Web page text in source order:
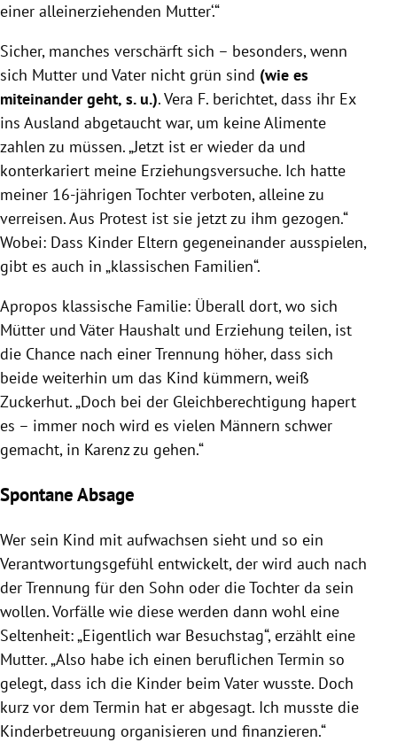
einer alleinerziehenden Mutter‘.“
Sicher, manches verschärft sich – besonders, wenn
sich Mutter und Vater nicht grün sind (wie es
miteinander geht, s. u.).Vera F. berichtet, dass ihr Ex
ins Ausland abgetaucht war, um keine Alimente
zahlen zu müssen. „Jetzt ist er wieder da und
konterkariert meine Erziehungsversuche. Ich hatte
meiner 16-jährigen Tochter verboten, alleine zu
verreisen. Aus Protest ist sie jetzt zu ihm gezogen.“
Wobei: Dass Kinder Eltern gegeneinander ausspielen,
gibt es auch in „klassischen Familien“.
Apropos klassische Familie: Überall dort, wo sich
Mütter und Väter Haushalt und Erziehung teilen, ist
die Chance nach einer Trennung höher, dass sich
beide weiterhin um das Kind kümmern, weiß
Zuckerhut. „Doch bei der Gleichberechtigung hapert
es – immer noch wird es vielen Männern schwer
gemacht, in Karenz zu gehen.“
Spontane Absage
Wer sein Kind mit aufwachsen sieht und so ein
Verantwortungsgefühl entwickelt, der wird auch nach
der Trennung für den Sohn oder die Tochter da sein
wollen. Vorfälle wie diese werden dann wohl eine
Seltenheit: „Eigentlich war Besuchstag“, erzählt eine
Mutter. „Also habe ich einen beruflichen Termin so
gelegt, dass ich die Kinder beim Vater wusste. Doch
kurz vor dem Termin hat er abgesagt. Ich musste die
Kinderbetreuung organisieren und finanzieren.“